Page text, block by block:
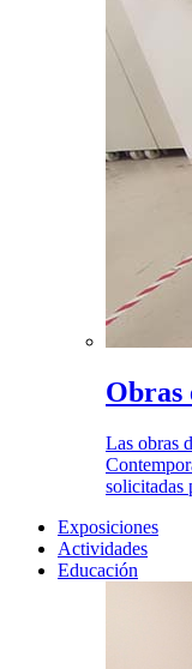
Obras
Las obras
solicitadas
Exposiciones
Actividades
Educación